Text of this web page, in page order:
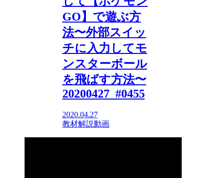
GO】で遊ぶ方
法〜外部スイッ
チに入力してモ
ンスターボール
を飛ばす方法〜
20200427_#0455
2020.04.27
教材解説動画